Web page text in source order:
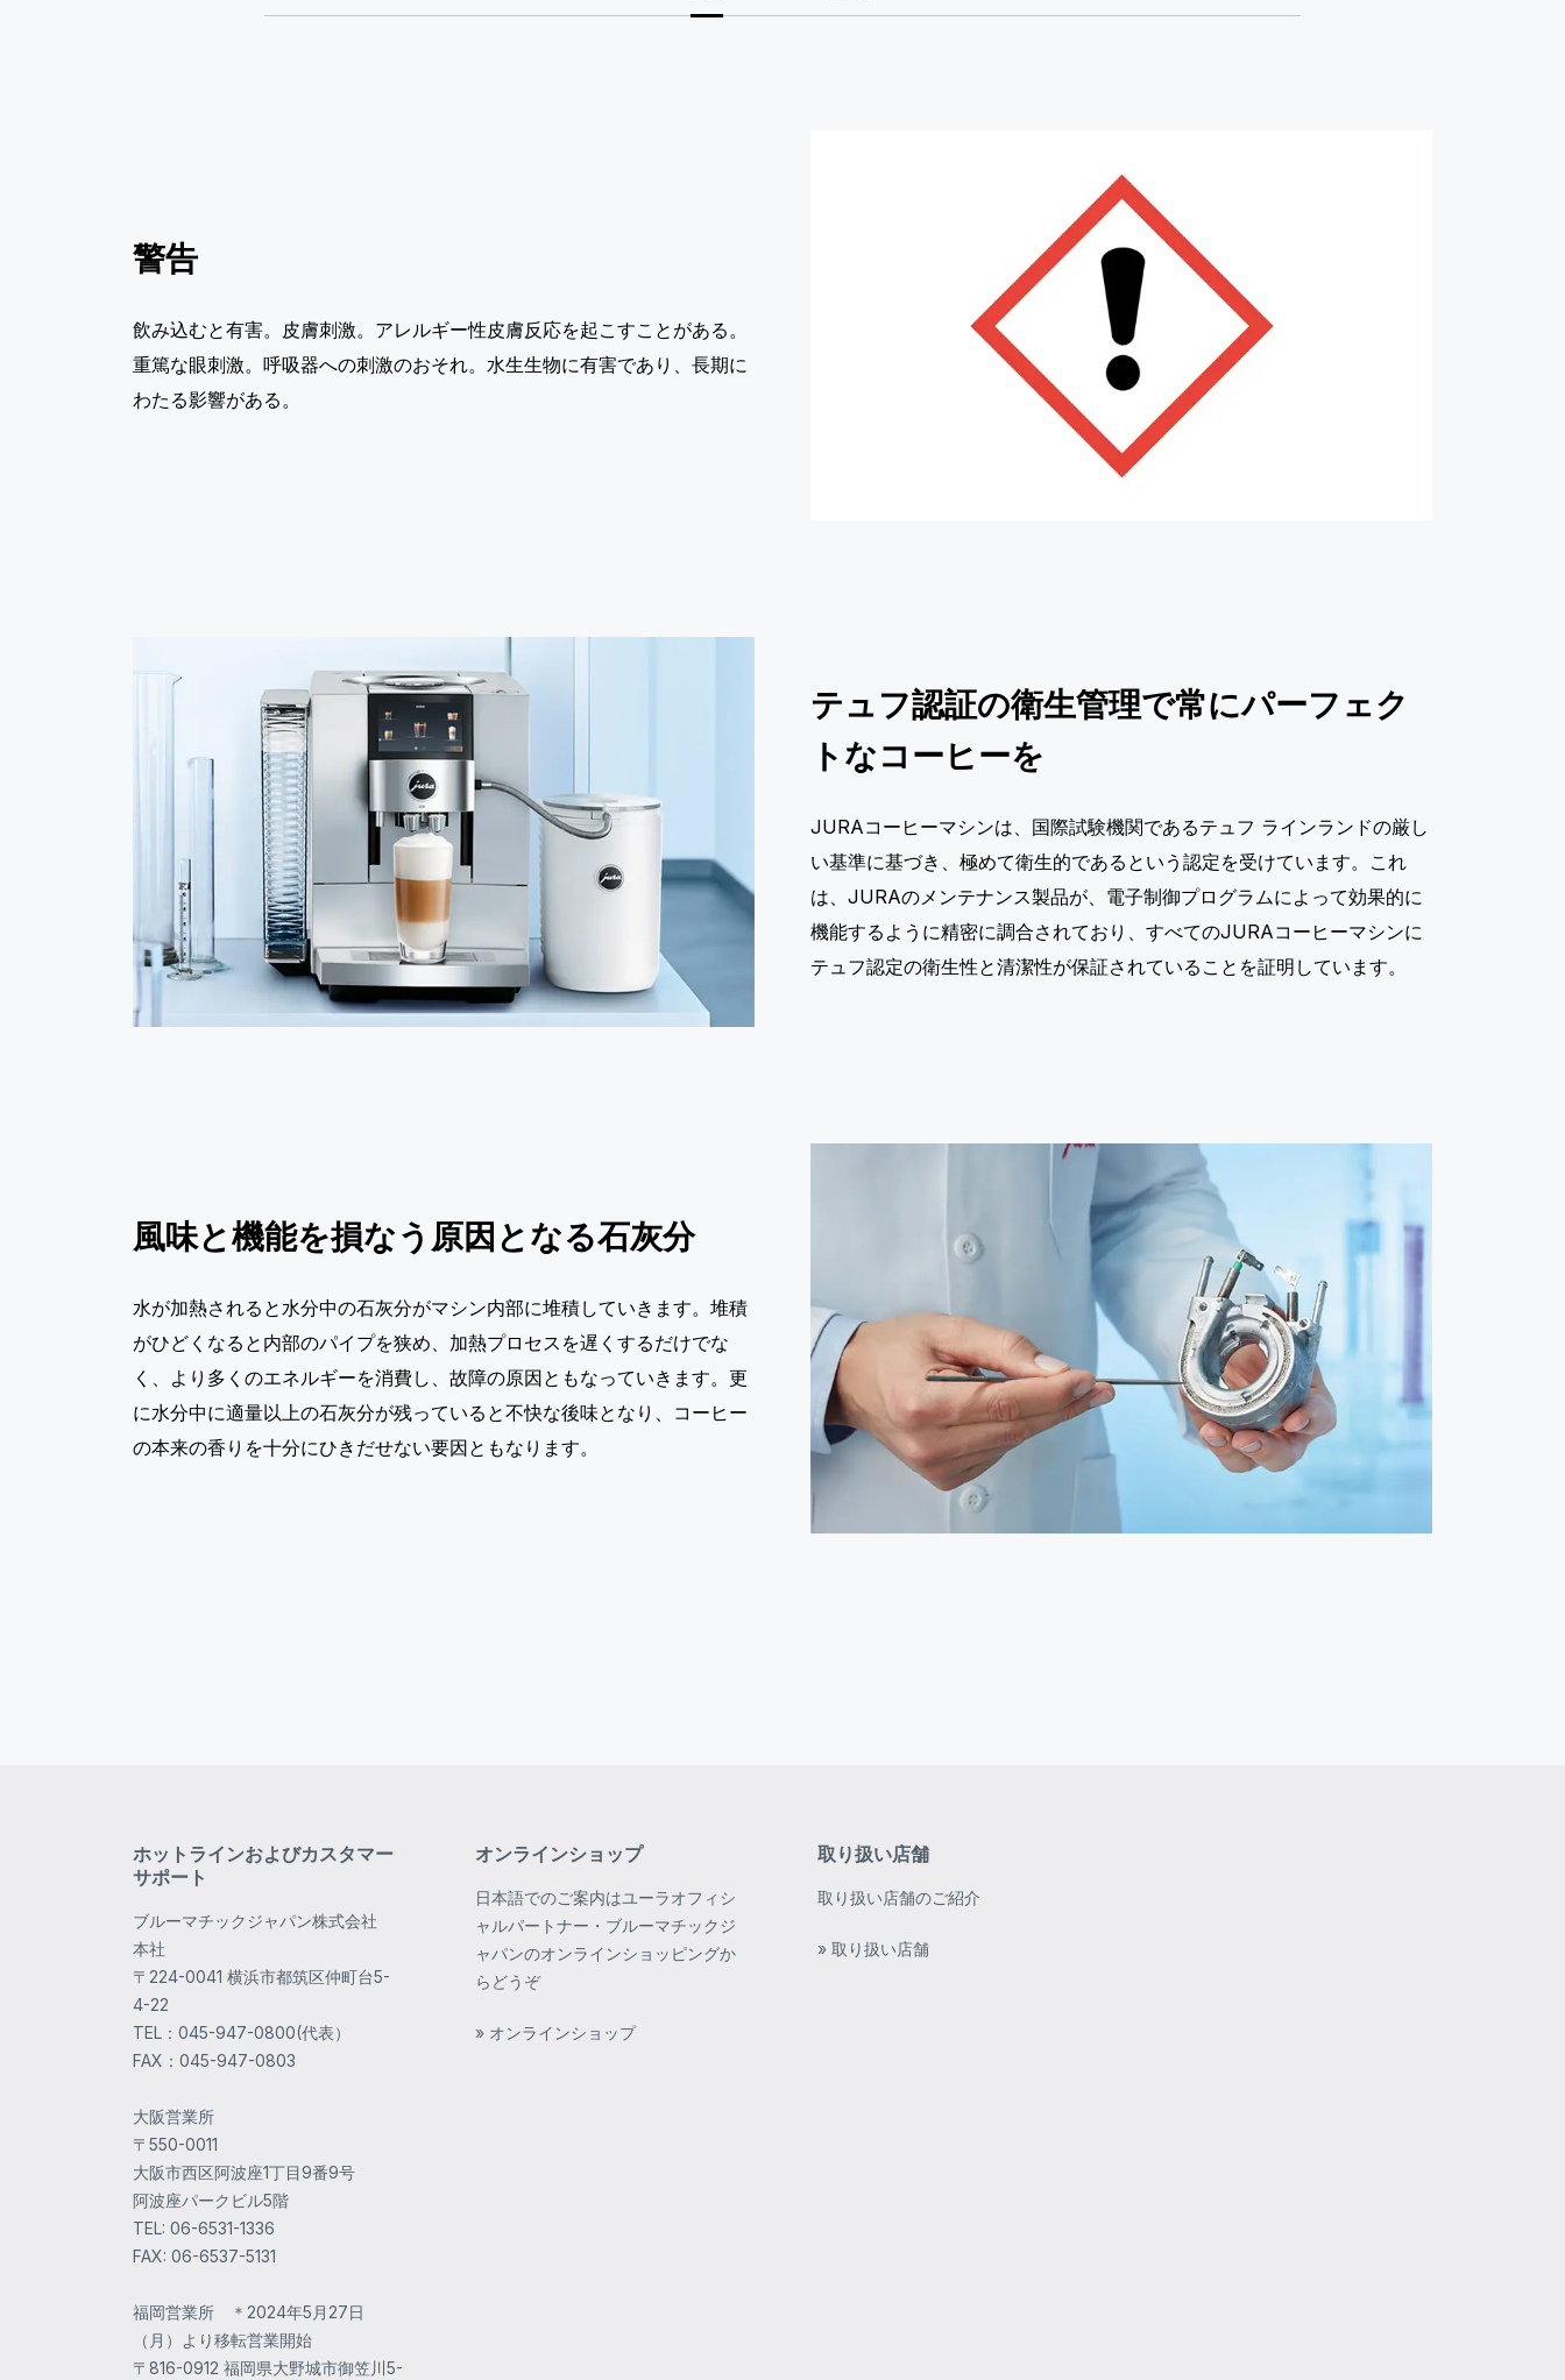
警告
飲み込むと有害。皮膚刺激。アレルギー性皮膚反応を起こすことがある。
重篤な眼刺激。呼吸器への刺激のおそれ。水生生物に有害であり、長期に
わたる影響がある。
テュフ認証の衛生管理で常にパーフェク
トなコーヒーを
JURAコーヒーマシンは、国際試験機関であるテュフ ラインランドの厳し
い基準に基づき、極めて衛生的であるという認定を受けています。これ
は、JURAのメンテナンス製品が、電子制御プログラムによって効果的に
機能するように精密に調合されており、すべてのJURAコーヒーマシンに
テュフ認定の衛生性と清潔性が保証されていることを証明しています。
風味と機能を損なう原因となる石灰分
水が加熱されると水分中の石灰分がマシン内部に堆積していきます。堆積
がひどくなると内部のパイプを狭め、加熱プロセスを遅くするだけでな
く、より多くのエネルギーを消費し、故障の原因ともなっていきます。更
に水分中に適量以上の石灰分が残っていると不快な後味となり、コーヒー
の本来の香りを十分にひきだせない要因ともなります。
ホットラインおよびカスタマー
サポート
ブルーマチックジャパン株式会社
本社
〒224-0041 横浜市都筑区仲町台5-
4-22
TEL：045-947-0800(代表）
FAX：045-947-0803
大阪営業所
〒550-0011
大阪市西区阿波座1丁目9番9号
阿波座パークビル5階
TEL: 06-6531-1336
FAX: 06-6537-5131
福岡営業所 ＊2024年5月27日
（月）より移転営業開始
〒816-0912 福岡県大野城市御笠川5-
オンラインショップ
日本語でのご案内はユーラオフィシ
ャルパートナー・ブルーマチックジ
ャパンのオンラインショッピングか
らどうぞ
» オンラインショップ
取り扱い店舗
取り扱い店舗のご紹介
» 取り扱い店舗